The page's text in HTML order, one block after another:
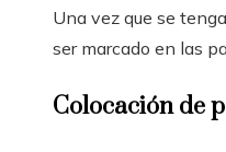
Una vez que se
ser marcado en las
Colocación de